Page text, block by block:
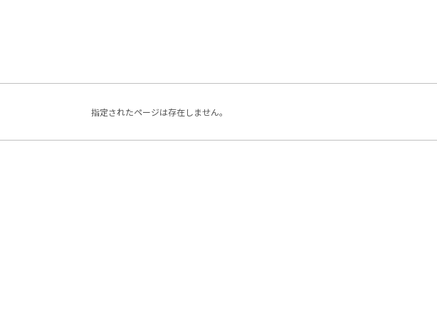
指定されたページは存在しません。